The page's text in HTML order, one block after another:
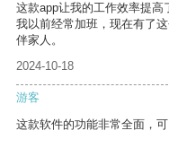
这款app让我的工作效率提高
我以前经常加班，现在有了
伴家人。
2024-10-18
游客
这款软件的功能非常全面，可